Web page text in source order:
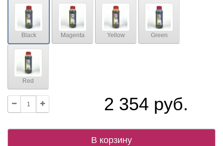
Black Magenta Yellow Green
Red
2 354 руб.
В корзину